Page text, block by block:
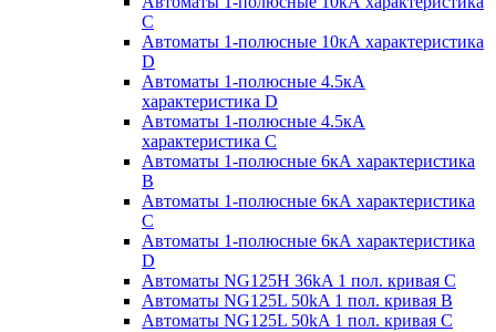
C
Автоматы 1-полюсные 10кА характеристика
D
Автоматы 1-полюсные 4.5кА
характеристика D
Автоматы 1-полюсные 4.5кА
характеристика С
Автоматы 1-полюсные 6кА характеристика
B
Автоматы 1-полюсные 6кА характеристика
C
Автоматы 1-полюсные 6кА характеристика
D
Автоматы NG125H 36kA 1 пол. кривая C
Автоматы NG125L 50kA 1 пол. кривая B
Автоматы NG125L 50kA 1 пол. кривая C